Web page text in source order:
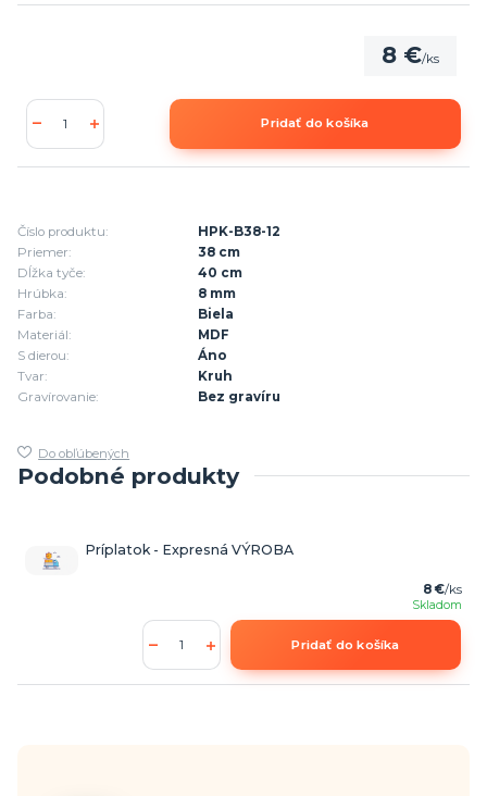
8 €/ks
Pridať do košíka
Číslo produktu:
HPK-B38-12
Priemer:
38 cm
Dĺžka tyče:
40 cm
Hrúbka:
8 mm
Farba:
Biela
Materiál:
MDF
S dierou:
Áno
Tvar:
Kruh
Gravírovanie:
Bez gravíru
Do obľúbených
Podobné produkty
Príplatok - Expresná VÝROBA
8 €/ks
Skladom
Pridať do košíka